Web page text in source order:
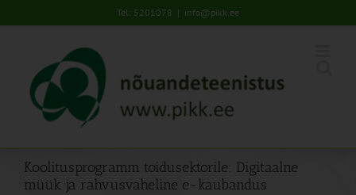
to
Tel: 5201078 | info@pikk.ee
Koolitusprogramm toidusektorile: Digitaalne
müük ja rahvusvaheline e-kaubandus